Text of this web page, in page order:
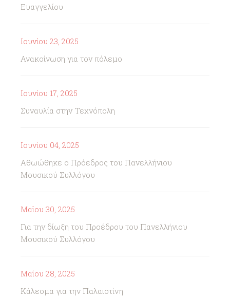
Ευαγγελίου
Ιουνίου 23, 2025
Ανακοίνωση για τον πόλεμο
Ιουνίου 17, 2025
Συναυλία στην Τεχνόπολη
Ιουνίου 04, 2025
Αθωώθηκε ο Πρόεδρος του Πανελλήνιου
Μουσικού Συλλόγου
Μαΐου 30, 2025
Για την δίωξη του Προέδρου του Πανελλήνιου
Μουσικού Συλλόγου
Μαΐου 28, 2025
Κάλεσμα για την Παλαιστίνη